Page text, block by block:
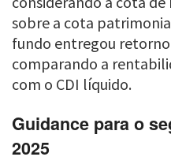
sobre a cota
fundo entregou
comparando a
com o CDI líquido.
Guidance para o
2025